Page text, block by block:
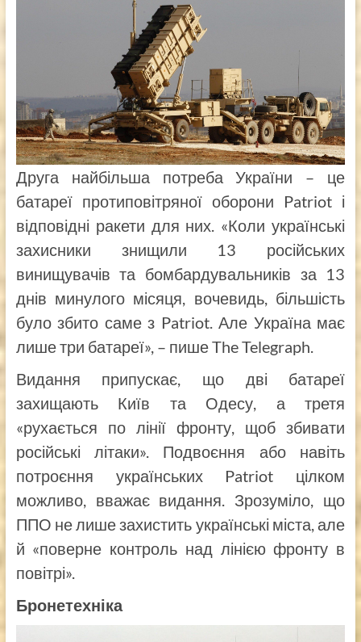
Друга найбільша потреба України – це
батареї протиповітряної оборони Patriot і
відповідні ракети для них. «Коли українські
захисники знищили 13 російських
винищувачів та бомбардувальників за 13
днів минулого місяця, вочевидь, більшість
було збито саме з Patriot. Але Україна має
лише три батареї», – пише The Telegraph.
Видання припускає, що дві батареї
захищають Київ та Одесу, а третя
«рухається по лінії фронту, щоб збивати
російські літаки». Подвоєння або навіть
потроєння українських Patriot цілком
можливо, вважає видання. Зрозуміло, що
ППО не лише захистить українські міста, але
й «поверне контроль над лінією фронту в
повітрі».
Бронетехніка